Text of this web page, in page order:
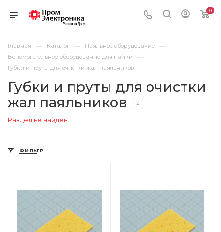
0
Главная — Каталог — Паяльное оборудование —
Вспомогательное оборудование для пайки —
Губки и пруты для очистки жал паяльников
Губки и пруты для очистки
жал паяльников
2
Раздел не найден
ФИЛЬТР